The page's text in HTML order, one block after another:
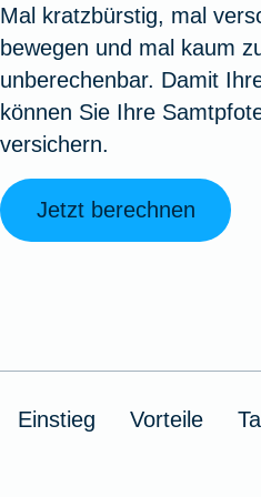
Oldtimerversicherung
Zur Produktübersicht
Zur Serviceübersicht
Mal kratzbürstig, mal
bewegen und mal kaum
unberechenbar. Damit
können Sie Ihre
versichern.
Jetzt berechnen
Einstieg Vorteile